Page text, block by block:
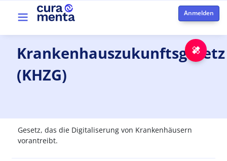
Direkt zum Inhalt
Top menu
Krankenhauszukunftsgesetz
(KHZG)
Gesetz, das die Digitaliserung von Krankenhäusern
vorantreibt.